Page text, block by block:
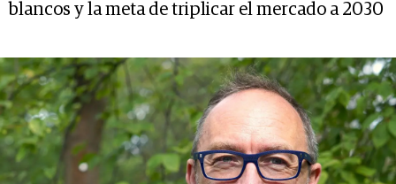
blancos y la meta de triplicar el mercado a 2030